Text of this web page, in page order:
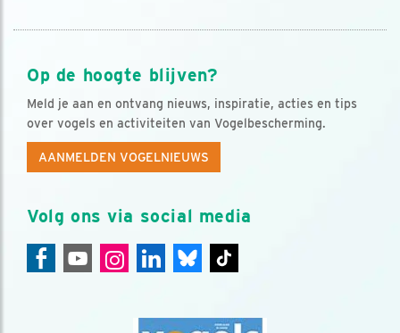
Op de hoogte blijven?
Meld je aan en ontvang nieuws, inspiratie, acties en tips
over vogels en activiteiten van Vogelbescherming.
AANMELDEN VOGELNIEUWS
Volg ons via social media